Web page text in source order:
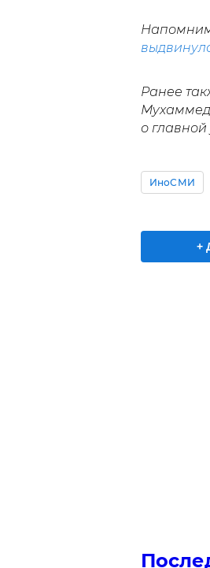
Ранее
о главной
ИноСМИ
+